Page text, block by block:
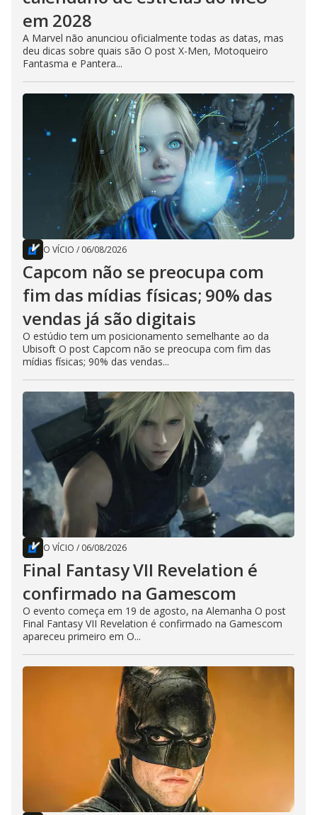
em 2028
A Marvel não anunciou oficialmente todas as datas, mas
deu dicas sobre quais são O post X-Men, Motoqueiro
Fantasma e Pantera...
O VÍCIO / 06/08/2026
Capcom não se preocupa com
fim das mídias físicas; 90% das
vendas já são digitais
O estúdio tem um posicionamento semelhante ao da
Ubisoft O post Capcom não se preocupa com fim das
mídias físicas; 90% das vendas...
O VÍCIO / 06/08/2026
Final Fantasy VII Revelation é
confirmado na Gamescom
O evento começa em 19 de agosto, na Alemanha O post
Final Fantasy VII Revelation é confirmado na Gamescom
apareceu primeiro em O...